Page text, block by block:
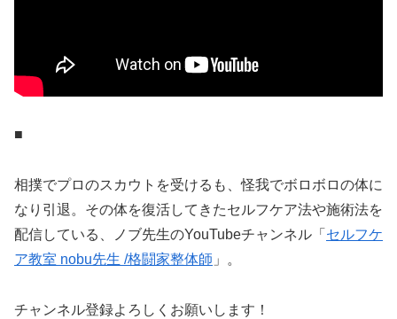
■
相撲でプロのスカウトを受けるも、怪我でボロボロの体に
なり引退。その体を復活してきたセルフケア法や施術法を
配信している、ノブ先生のYouTubeチャンネル「 セルフケ
ア教室 nobu先生 /格闘家整体師 」。
チャンネル登録よろしくお願いします！